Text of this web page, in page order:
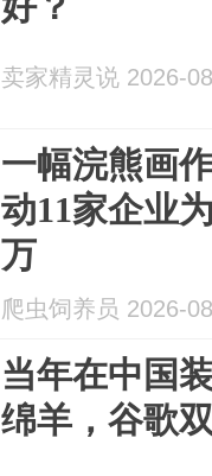
卖家精灵说 2026-
一幅浣熊画
动11家企业
万
爬虫饲养员 2026-
当年在中国
绵羊，谷歌